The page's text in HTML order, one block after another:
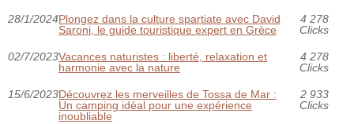
28/1/2024Plongez dans la culture spartiate avec David
Saroni, le guide touristique expert en Grèce
4 278
Clicks
02/7/2023Vacances naturistes : liberté, relaxation et
harmonie avec la nature
4 278
Clicks
15/6/2023Découvrez les merveilles de Tossa de Mar :
Un camping idéal pour une expérience
inoubliable
2 933
Clicks